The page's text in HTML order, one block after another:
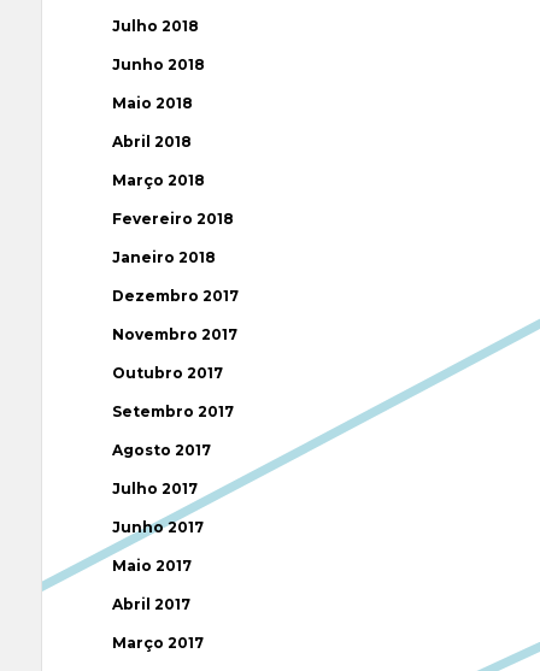
Julho 2018
Junho 2018
Maio 2018
Abril 2018
Março 2018
Fevereiro 2018
Janeiro 2018
Dezembro 2017
Novembro 2017
Outubro 2017
Setembro 2017
Agosto 2017
Julho 2017
Junho 2017
Maio 2017
Abril 2017
Março 2017